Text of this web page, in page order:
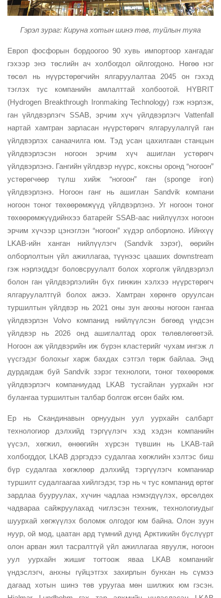
Гэрэл зураг: Кируна хотын шинэ төв, туйлын туяа
Европ фосфорын бордоогоо 90 хувь импортоор хангадаг
гэхээр энэ төслийн ач холбогдол ойлгогдоно. Нөгөө нэг
төсөл нь нүүрстөрөгчийн ялгаруулалтаа 2045 он гэхэд
тэглэх тус компанийн амлалттай холбоотой. HYBRIT
(Hydrogen Breakthrough Ironmaking Technology) гэж нэрлэж,
ган үйлдвэрлэгч SSAB, эрчим хүч үйлдвэрлэгч Vattenfall
нартай хамтран зарласан нүүрстөрөгч ялгаруулалгүй ган
үйлдвэрлэх санаачилга юм. Тэд усан цахилгаан станцын
үйлдвэрлэсэн ногоон эрчим хүч ашиглан устөрөгч
үйлдвэрлэнэ. Гангийн үйлдвэр нүүрс, коксны оронд “ногоон”
устөрөгчөөр түлш хийж “ногоон” ган (sponge iron)
үйлдвэрлэнэ. Ногоон ганг нь ашиглан Sandvik компани
ногоон тоног төхөөрөмжүүд үйлдвэрлэнэ. Уг ногоон тоног
төхөөрөмжүүдийнхээ батарейг SSAB-аас нийлүүлэх ногоон
эрчим хүчээр цэнэглэн “ногоон” хүдэр олборлоно. Ийнхүү
LKAB-ийн ханган нийлүүлэгч (Sandvik зэрэг), өөрийн
олборлолтын үйл ажиллагаа, түүнээс цааших downstream
гэж нэрлэгддэг боловсруулалт болох хорголж үйлдвэрлэл
болон ган үйлдвэрлэлийн бүх гинжин хэлхээ нүүрстөрөгч
ялгаруулалтгүй болох ажээ. Хамтран хөрөнгө оруулсан
туршилтын үйлдвэр нь 2021 оны зун анхны ногоон гангаа
үйлдвэрлэн Volvo компанид нийлүүлсэн бөгөөд үндсэн
үйлдвэр нь 2026 онд ашиглалтад орох төлөвлөгөөтэй.
Ногоон аж үйлдвэрийн иж бүрэн кластерийг чухам ингэж л
үүсгэдэг болохыг харж бахдах сэтгэл төрж байлаа. Энд
дурдагдаж буй Sandvik зэрэг технологи, тоног төхөөрөмж
үйлдвэрлэгч компаниудад LKAB тусгайлан уурхайн нэг
булангаа туршилтын талбар болгож өгсөн байх юм.
Ер нь Скандинавын орнуудын уул уурхайн салбарт
технологиор дэлхийд тэргүүлэгч хэд хэдэн компанийн
үүсэл, хөгжил, өнөөгийн хүрсэн түвшин нь LKAB-тай
холбогддог, LKAB дэргэдээ судалгаа хөгжлийн хэлтэс биш
бүр судалгаа хөгжлөөр дэлхийд тэргүүлэгч компаниар
туршилт судалгаагаа хийлгэдэг, тэр нь ч тус компанид өртөг
зардлаа бууруулах, хүчин чадлаа нэмэгдүүлэх, өрсөлдөх
чадвараа сайжруулахад чиглэсэн техник, технологиудыг
шуурхай хөгжүүлэх боломж олгодог юм байна. Олон зуун
нуур, ой мод, цаатан ард түмний дунд Арктикийн бүслүүрт
олон арван жил тасралтгүй үйл ажиллагаа явуулж, ногоон
уул уурхайн жишиг тогтоож яваа LKAB компанийг
үндэслэгч, анхны гүйцэтгэх захирлын бунхан нь сүмээ
дагаад хотын шинэ төв уруугаа мөн шилжих юм гэсэн.